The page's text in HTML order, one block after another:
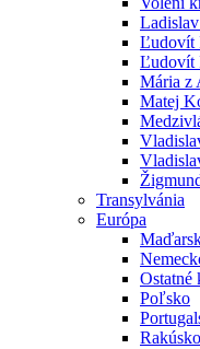
Ľudovít
Ľudovít
Mária z
Matej
Transylvánia
Európa
Ostatné
Poľsko
Rakúsko